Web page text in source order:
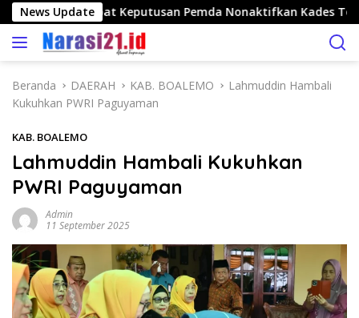
a
News Update
Nilai Tepat Keputusan Pemda Nonaktifkan Kades Toto
Beranda DAERAH KAB. BOALEMO
Lahmuddin Hambali
Kukuhkan PWRI Paguyaman
KAB. BOALEMO
Lahmuddin Hambali Kukuhkan
PWRI Paguyaman
Admin
11 September 2025